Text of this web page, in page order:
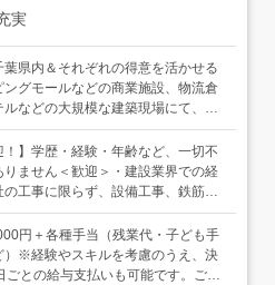
実
葉県内＆それぞれの得意を活かせる
グモールなどの商業施設、物流倉
などの大規模な建築現場にて、
関わる作業をお任せします。＜コ
建物の床や柱、基礎などをつくると
の中にコンクリートを流し込み、
す。＜具体的な作業内容（一例）
・運搬など）・コンクリート打設作
使った充填、仕上げなど）・片付
現場の整理整頓など）・付随作業
！】学歴・経験・年齢など、一切不
ません＜歓迎＞・建設業界での経
工事に限らず、設備工事、鉄筋工
分野の経験も大歓迎です）★経験者
たします。
円＋各種手当（残業代・子ども手
）※経験やスキルを考慮のうえ、決
との給与支払いも可能です。ご希